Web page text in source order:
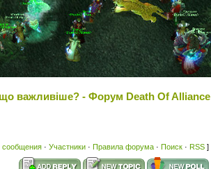
важливіше? - Форум Death Of Alliance
· Участники · Правила форума · Поиск · RSS ]